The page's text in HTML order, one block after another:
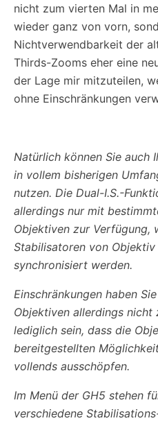
nicht zum vierten Mal in
wieder ganz von vorn,
Nichtverwendbarkeit der
Thirds-Zooms eher eine
der Lage mir mitzuteilen,
ohne Einschränkungen
Natürlich können Sie auch
in vollem bisherigen
nutzen. Die Dual-I.S.-
allerdings nur mit
Objektiven zur Verfügung,
Stabilisatoren von
synchronisiert werden.
Einschränkungen haben
Objektiven allerdings nicht
lediglich sein, dass die
bereitgestellten
vollends ausschöpfen.
Im Menü der GH5 stehen
verschiedene